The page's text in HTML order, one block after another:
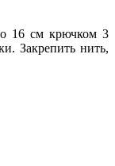
16 см крючком 3
Закрепить нить,